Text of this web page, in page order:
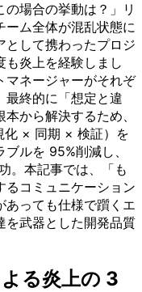
の場合の挙動は？」リ
ーム全体が混乱状態に
として携わったプロジ
も炎上を経験しまし
マネージャーがそれぞ
最終的に「想定と違
から解決するため、
化 × 同期 × 検証）を
ルを 95%削減し、
。本記事では、「も
るコミュニケーション
あっても仕様で躓くエ
を武器とした開発品質
る炎上の 3